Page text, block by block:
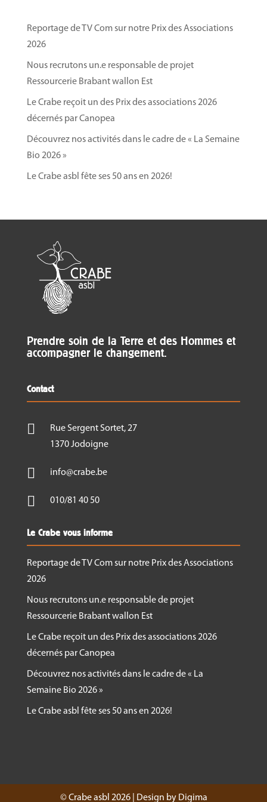
Reportage de TV Com sur notre Prix des Associations
2026
Nous recrutons un.e responsable de projet
Ressourcerie Brabant wallon Est
Le Crabe reçoit un des Prix des associations 2026
décernés par Canopea
Découvrez nos activités dans le cadre de « La Semaine
Bio 2026 »
Le Crabe asbl fête ses 50 ans en 2026!
Prendre soin de la Terre et des Hommes et
accompagner le changement.
Contact

Rue Sergent Sortet, 27
1370 Jodoigne
 info@crabe.be
 010/81 40 50
Le Crabe vous informe
Reportage de TV Com sur notre Prix des Associations
2026
Nous recrutons un.e responsable de projet
Ressourcerie Brabant wallon Est
Le Crabe reçoit un des Prix des associations 2026
décernés par Canopea
Découvrez nos activités dans le cadre de « La
Semaine Bio 2026 »
Le Crabe asbl fête ses 50 ans en 2026!
© Crabe asbl 2026 | Design by Digima